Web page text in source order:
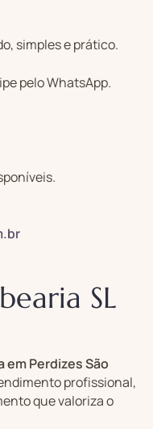
simples e prático.
pelo WhatsApp.
SL
em Perdizes São
profissional,
que valoriza o